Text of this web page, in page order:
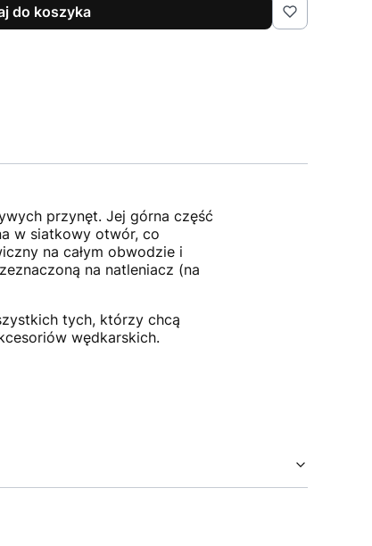
do koszyka
przynęt. Jej górna część
w siatkowy otwór, co
na całym obwodzie i
na natleniacz (na
tych, którzy chcą
wędkarskich.